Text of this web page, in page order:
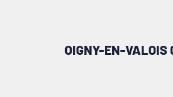
OIGNY-EN-VALOIS